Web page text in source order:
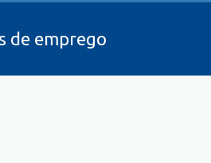
de emprego